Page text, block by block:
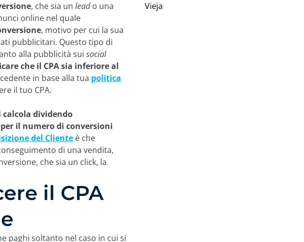
, che sia un leado una
online nel quale
, motivo per cui la sua
pubblicitari. Questo tipo di
alla pubblicità sui social
che il CPA sia inferiore al
in base alla tua politica
il tuo CPA.
calcola dividendo
il numero di conversioni
del Cliente è che
di una vendita,
che sia un click, la
il CPA
paghi soltanto nel caso in cui si